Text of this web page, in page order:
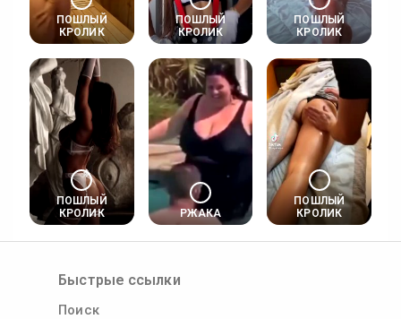
ПОШЛЫЙ
КРОЛИК
ПОШЛЫЙ
КРОЛИК
ПОШЛЫЙ
КРОЛИК
ПОШЛЫЙ
КРОЛИК
РЖАКА
ПОШЛЫЙ
КРОЛИК
Быстрые ссылки
Поиск